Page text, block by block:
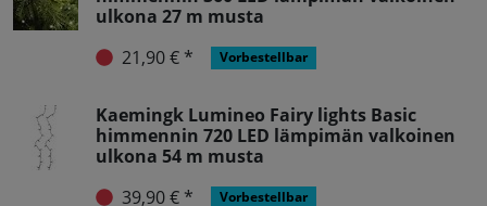
ulkona 27 m musta
21,90 € *
Vorbestellbar
Kaemingk Lumineo Fairy lights Basic
himmennin 720 LED lämpimän valkoinen
ulkona 54 m musta
39,90 € *
Vorbestellbar